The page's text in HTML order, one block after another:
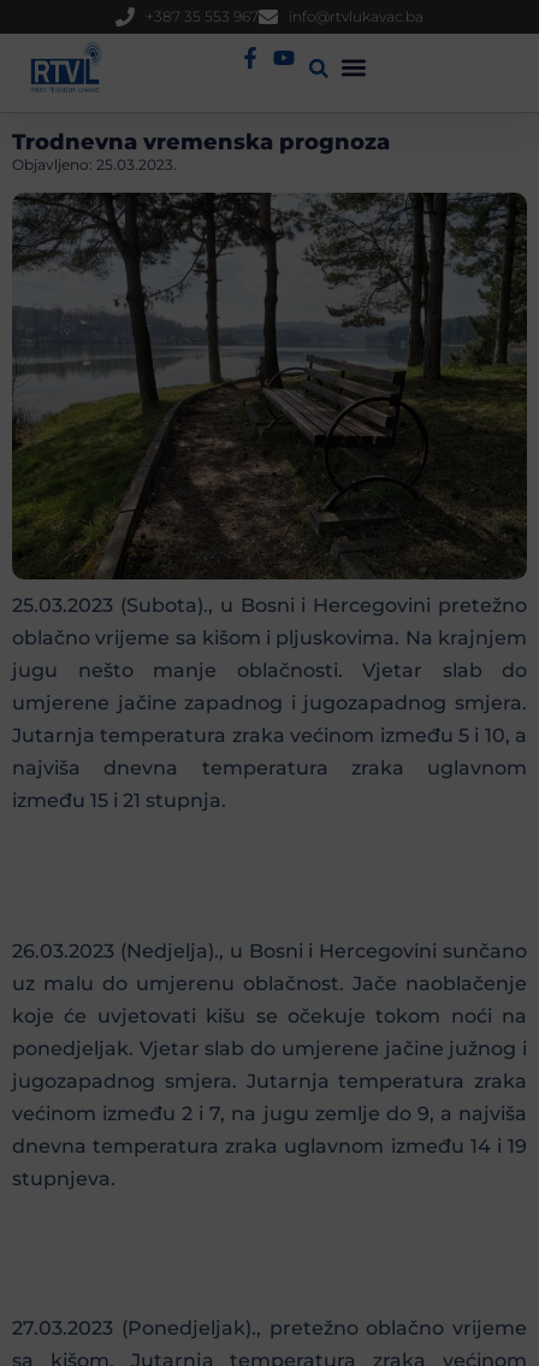
+387 35 553 967 info@rtvlukavac.ba
Trodnevna vremenska prognoza
Objavljeno: 25.03.2023.
25.03.2023 (Subota)., u Bosni i Hercegovini pretežno
oblačno vrijeme sa kišom i pljuskovima. Na krajnjem
jugu nešto manje oblačnosti. Vjetar slab do
umjerene jačine zapadnog i jugozapadnog smjera.
Jutarnja temperatura zraka većinom između 5 i 10, a
najviša dnevna temperatura zraka uglavnom
između 15 i 21 stupnja.
26.03.2023 (Nedjelja)., u Bosni i Hercegovini sunčano
uz malu do umjerenu oblačnost. Jače naoblačenje
koje će uvjetovati kišu se očekuje tokom noći na
ponedjeljak. Vjetar slab do umjerene jačine južnog i
jugozapadnog smjera. Jutarnja temperatura zraka
većinom između 2 i 7, na jugu zemlje do 9, a najviša
dnevna temperatura zraka uglavnom između 14 i 19
stupnjeva.
27.03.2023 (Ponedjeljak)., pretežno oblačno vrijeme
sa kišom. Jutarnja temperatura zraka većinom